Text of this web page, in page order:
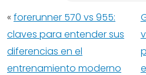
« forerunner 570 vs 955:
claves para entender sus
diferencias en el
entrenamiento moderno